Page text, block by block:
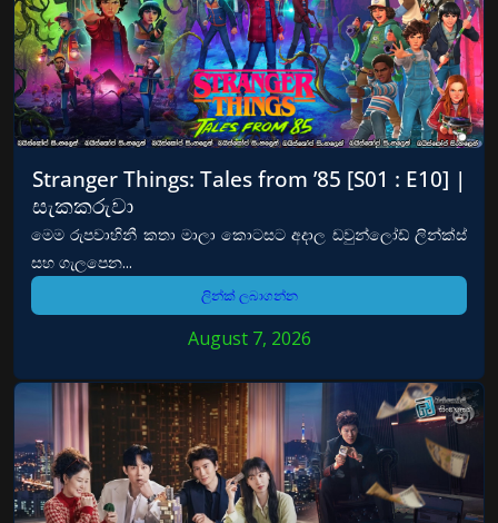
Stranger Things: Tales from ’85 [S01 : E10] |
සැකකරුවා
මෙම රුපවාහිනී කතා මාලා කොටසට අදාල ඩවුන්ලෝඩ් ලින්ක්ස්
සහ ගැලපෙන...
ලින්ක් ලබාගන්න
August 7, 2026